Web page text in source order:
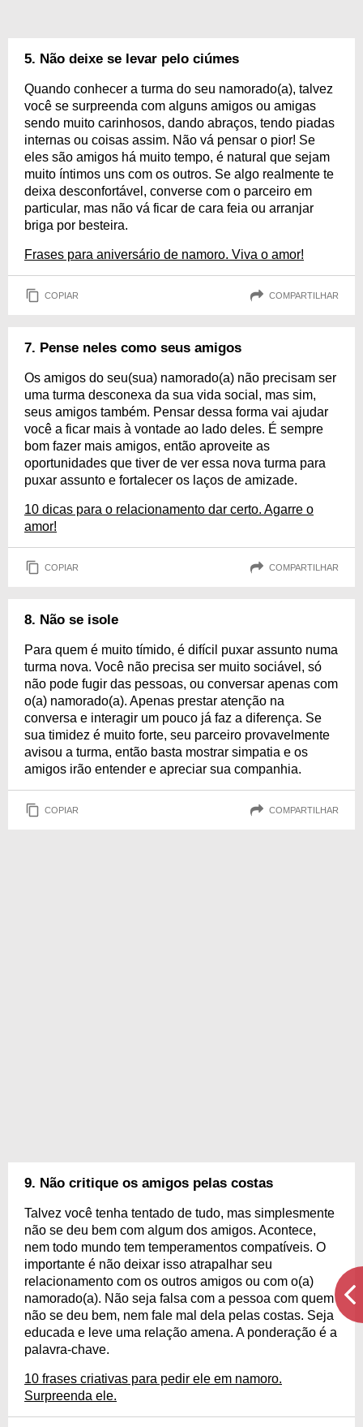
5. Não deixe se levar pelo ciúmes
Quando conhecer a turma do seu namorado(a), talvez
você se surpreenda com alguns amigos ou amigas
sendo muito carinhosos, dando abraços, tendo piadas
internas ou coisas assim. Não vá pensar o pior! Se
eles são amigos há muito tempo, é natural que sejam
muito íntimos uns com os outros. Se algo realmente te
deixa desconfortável, converse com o parceiro em
particular, mas não vá ficar de cara feia ou arranjar
briga por besteira.
Frases para aniversário de namoro. Viva o amor!
COPIAR COMPARTILHAR
7. Pense neles como seus amigos
Os amigos do seu(sua) namorado(a) não precisam ser
uma turma desconexa da sua vida social, mas sim,
seus amigos também. Pensar dessa forma vai ajudar
você a ficar mais à vontade ao lado deles. É sempre
bom fazer mais amigos, então aproveite as
oportunidades que tiver de ver essa nova turma para
puxar assunto e fortalecer os laços de amizade.
10 dicas para o relacionamento dar certo. Agarre o
amor!
COPIAR COMPARTILHAR
8. Não se isole
Para quem é muito tímido, é difícil puxar assunto numa
turma nova. Você não precisa ser muito sociável, só
não pode fugir das pessoas, ou conversar apenas com
o(a) namorado(a). Apenas prestar atenção na
conversa e interagir um pouco já faz a diferença. Se
sua timidez é muito forte, seu parceiro provavelmente
avisou a turma, então basta mostrar simpatia e os
amigos irão entender e apreciar sua companhia.
COPIAR COMPARTILHAR
9. Não critique os amigos pelas costas
Talvez você tenha tentado de tudo, mas simplesmente
não se deu bem com algum dos amigos. Acontece,
nem todo mundo tem temperamentos compatíveis. O
importante é não deixar isso atrapalhar seu
relacionamento com os outros amigos ou com o(a)
namorado(a). Não seja falsa com a pessoa com quem
não se deu bem, nem fale mal dela pelas costas. Seja
educada e leve uma relação amena. A ponderação é a
palavra-chave.
10 frases criativas para pedir ele em namoro.
Surpreenda ele.